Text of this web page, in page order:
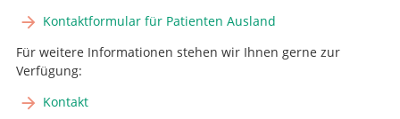
Kontaktformular für Patienten Ausland
Für weitere Informationen stehen wir Ihnen gerne zur
Verfügung:
Kontakt